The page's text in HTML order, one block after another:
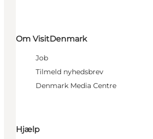
Om VisitDenmark
Job
Tilmeld nyhedsbrev
Denmark Media Centre
Hjælp